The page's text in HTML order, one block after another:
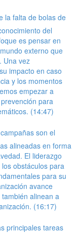
la falta de bolas de
del
es pensar en
externo que
Una vez
impacto en caso
y los momentos
empezar a
para
(14:47)
son el
alineadas en forma
El liderazgo
obstáculos para
para su
avance
alinean a
(16:17)
principales tareas